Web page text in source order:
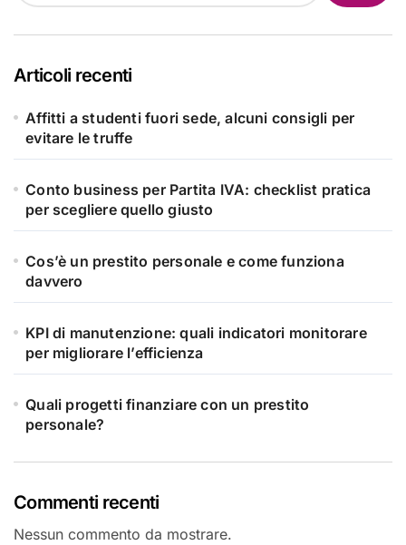
Articoli recenti
Affitti a studenti fuori sede, alcuni consigli per
evitare le truffe
Conto business per Partita IVA: checklist pratica
per scegliere quello giusto
Cos’è un prestito personale e come funziona
davvero
KPI di manutenzione: quali indicatori monitorare
per migliorare l’efficienza
Quali progetti finanziare con un prestito
personale?
Commenti recenti
Nessun commento da mostrare.